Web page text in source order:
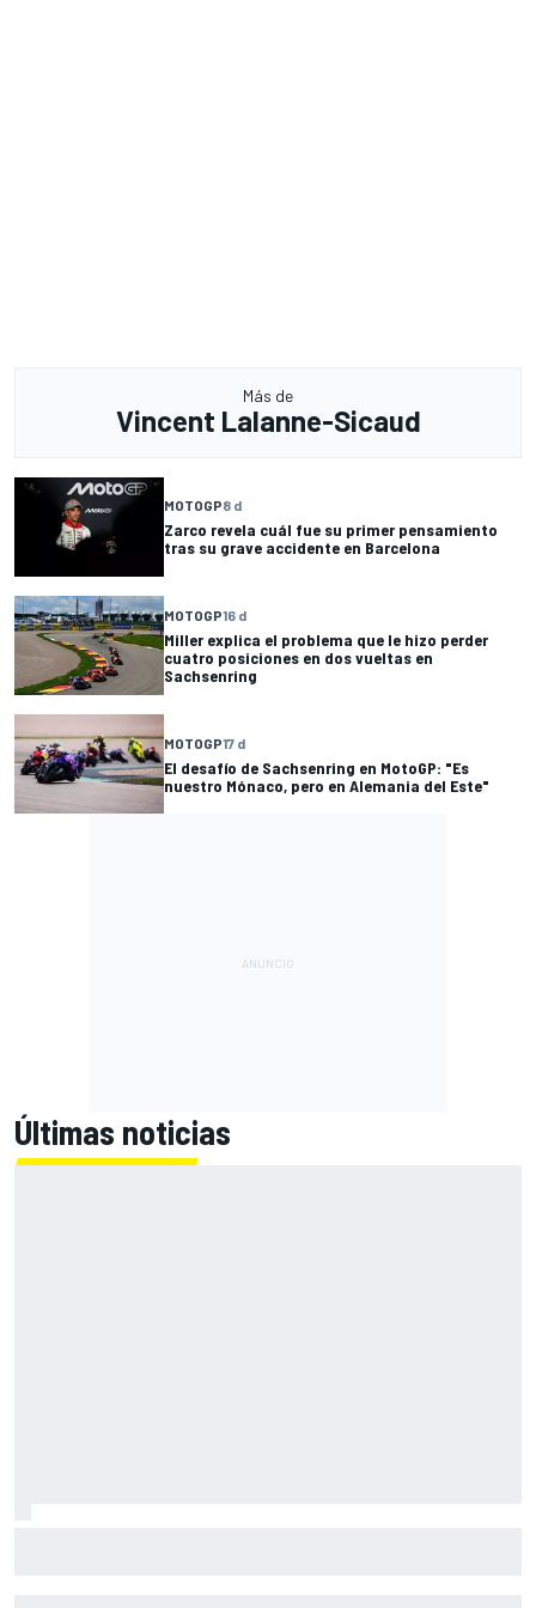
Más de
Vincent Lalanne-Sicaud
MOTOGP8 d
Zarco revela cuál fue su primer pensamiento
tras su grave accidente en Barcelona
MOTOGP16 d
Miller explica el problema que le hizo perder
cuatro posiciones en dos vueltas en
Sachsenring
MOTOGP17 d
El desafío de Sachsenring en MotoGP: "Es
nuestro Mónaco, pero en Alemania del Este"
Últimas noticias